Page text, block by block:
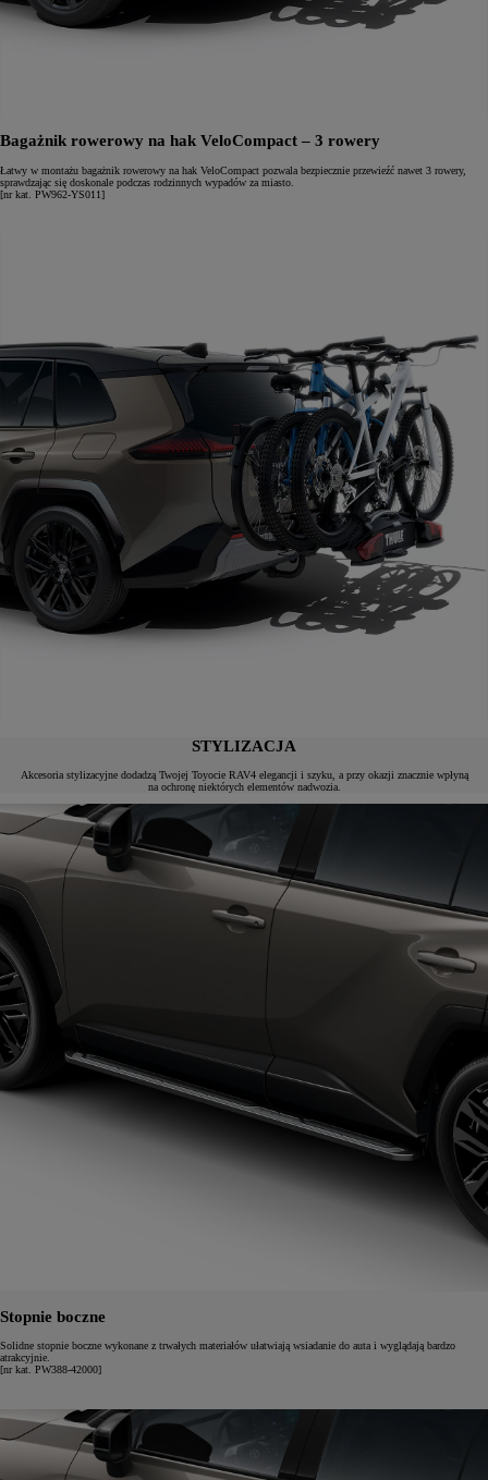
Bagażnik rowerowy na hak VeloCompact – 3 rowery
Łatwy w montażu bagażnik rowerowy na hak VeloCompact pozwala bezpiecznie przewieźć nawet 3 rowery,
sprawdzając się doskonale podczas rodzinnych wypadów za miasto.
[nr kat. PW962-YS011]
STYLIZACJA
Akcesoria stylizacyjne dodadzą Twojej Toyocie RAV4 elegancji i szyku, a przy okazji znacznie wpłyną
na ochronę niektórych elementów nadwozia.
Stopnie boczne
Solidne stopnie boczne wykonane z trwałych materiałów ułatwiają wsiadanie do auta i wyglądają bardzo
atrakcyjnie.
[nr kat. PW388-42000]